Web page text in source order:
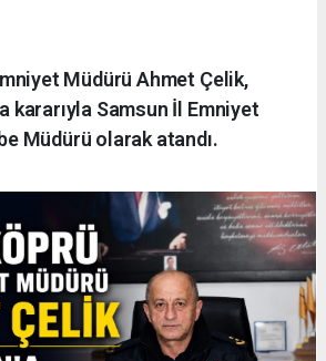
Müdürü Ahmet Çelik,
kararıyla Samsun İl Emniyet
Müdürü olarak atandı.